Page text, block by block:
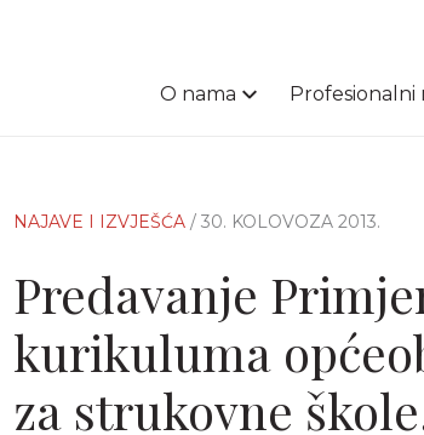
O nama Profesionalni
NAJAVE I IZVJEŠĆA / 30. KOLOVOZA 2013.
Predavanje
kurikuluma
za strukovne